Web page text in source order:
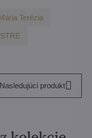
Terézia
Nasledujúci produkt